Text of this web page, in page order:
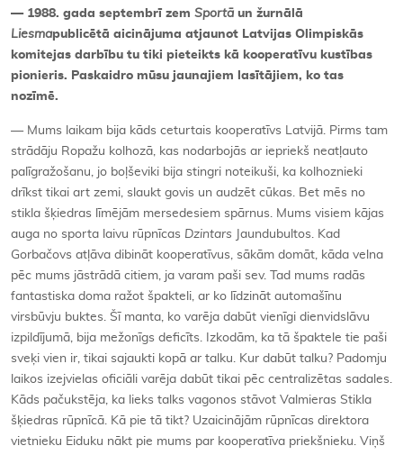
— 1988. gada septembrī zem Sportā un žurnālā
Liesmapublicētā aicinājuma atjaunot Latvijas Olimpiskās
komitejas darbību tu tiki pieteikts kā kooperatīvu kustī bas
pionieris. Paskaidro mūsu jaunajiem lasītājiem, ko tas
nozīmē.
— Mums laikam bija kāds ceturtais kooperatīvs Latvijā. Pirms tam
strādāju Ropažu kolhozā, kas nodarbojās ar iepriekš neatļauto
palīgražošanu, jo boļševiki bija stingri noteikuši, ka kolhoznieki
drīkst tikai art zemi, slaukt govis un audzēt cūkas. Bet mēs no
stikla šķiedras līmējām mersedesiem spārnus. Mums visiem kājas
auga no sporta laivu rūpnīcas Dzintars
Jaundubultos. Kad
Gorbačovs atļāva dibināt kooperatīvus, sākām domāt, kāda velna
pēc mums jāstrādā citiem, ja varam paši sev. Tad mums radās
fantastiska doma ražot špakteli, ar ko līdzināt automašīnu
virsbūvju buktes. Šī manta, ko varēja dabūt vienīgi dienvidslāvu
izpildījumā, bija mežonīgs deficīts. Izkodām, ka tā špaktele tie paši
sveķi vien ir, tikai sajaukti kopā ar talku. Kur dabūt talku? Padomju
laikos izejvielas oficiāli varēja dabūt tikai pēc centralizētas sadales.
Kāds pačukstēja, ka lieks talks vagonos stāvot Valmieras Stikla
šķiedras rūpnīcā. Kā pie tā tikt? Uzaicinājām rūpnīcas direktora
vietnieku Eiduku nākt pie mums par kooperatīva priekšnieku. Viņš